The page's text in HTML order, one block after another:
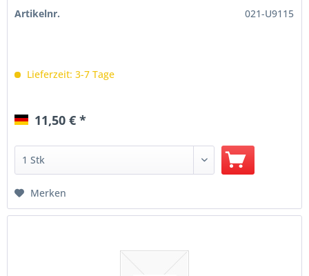
Artikelnr. 021-U9115
Lieferzeit: 3-7 Tage
11,50 € *
Merken